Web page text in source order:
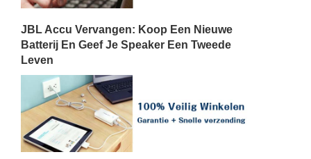
JBL Accu Vervangen: Koop Een Nieuwe
Batterij En Geef Je Speaker Een Tweede
Leven